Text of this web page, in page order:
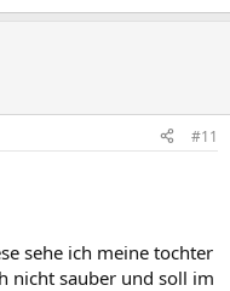
#11
sehe ich meine tochter
nicht sauber und soll im